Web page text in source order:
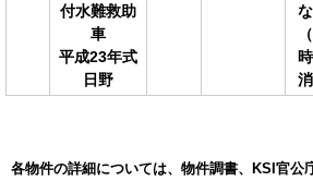
付水難救助
車
平成23年式
日野
消
各物件の詳細については、物件調書、KSI官公